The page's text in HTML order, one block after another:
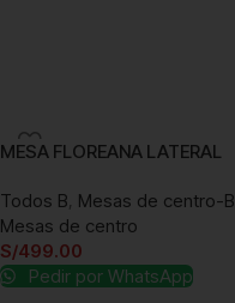
MESA FLOREANA LATERAL
Todos B, Mesas de centro-B
Mesas de centro
S/499.00
Pedir por WhatsApp